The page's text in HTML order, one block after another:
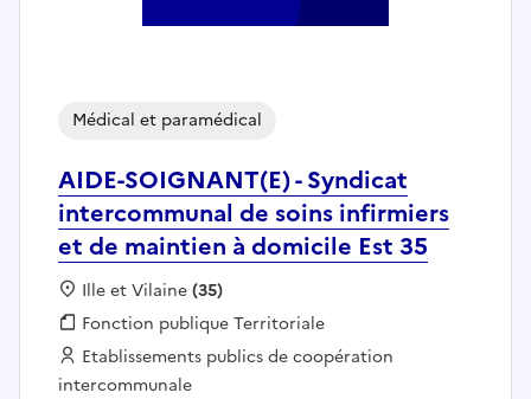
AIDE-SOIGNANT(E) - Syndicat
intercommunal de soins infirmiers
et de maintien à domicile Est 35
Médical et paramédical
Localisation :
Ille et Vilaine(35)
Fonction publique :
Fonction publique Territoriale
Employeur :
Etablissements publics de coopération
intercommunale